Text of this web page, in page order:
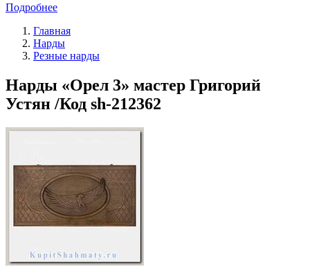
Подробнее
Главная
Нарды
Резные нарды
Нарды «Орел 3» мастер Григорий
Устян /Код sh-212362